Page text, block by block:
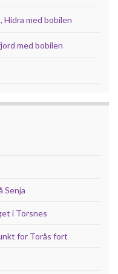
med bobilen
med bobilen
Senja
i Torsnes
for Torås fort